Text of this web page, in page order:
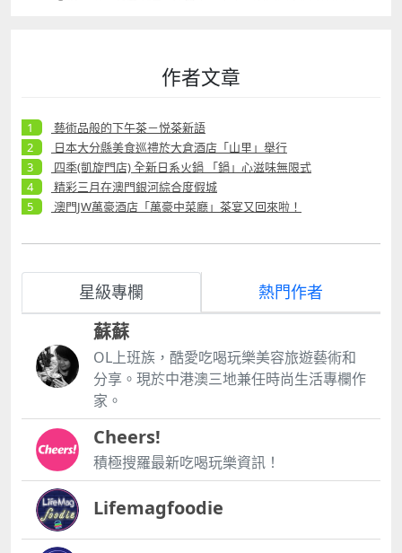
作者文章
藝術品般的下午茶－悦茶新語
日本大分縣美食巡禮於大倉酒店「山里」舉行
四季(凱旋門店) 全新日系火鍋 「鍋」心滋味無限式
精彩三月在澳門銀河綜合度假城
澳門JW萬豪酒店「萬豪中菜廳」茶宴又回來啦！
星級專欄 熱門作者
蘇蘇
OL上班族，酷愛吃喝玩樂美容旅遊藝術和
分享。現於中港澳三地兼任時尚生活專欄作
家。
Cheers!
積極搜羅最新吃喝玩樂資訊！
Lifemagfoodie